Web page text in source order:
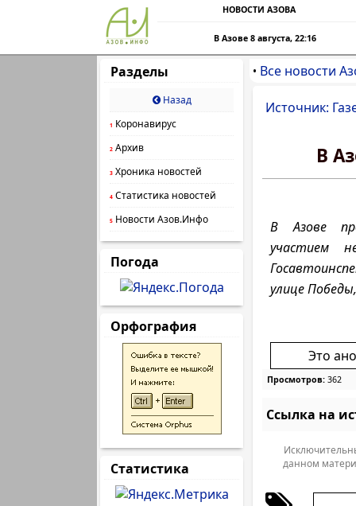
НОВОСТИ АЗОВА
В Азове 8 августа, 22:16
Разделы
Назад
1 Коронавирус
2 Архив
3 Хроника новостей
4 Статистика новостей
5 Новости Азов.Инфо
Погода
Орфография
Статистика
• Все новости
Источник:
В
В Азове
участием
улице
Это
Просмотров: 362
Ссылка на
данном